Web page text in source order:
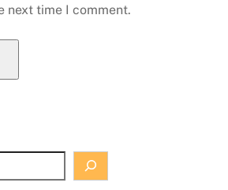
next time I comment.